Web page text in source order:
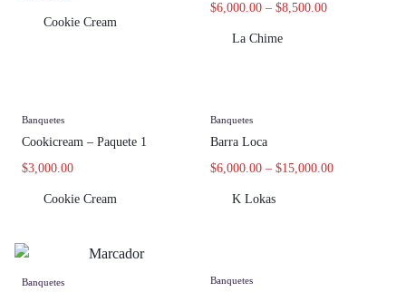
Cookie Cream
$6,000.00 – $8,500.00
La Chime
Banquetes
Cookicream – Paquete 1
$3,000.00
Cookie Cream
Banquetes
Barra Loca
$6,000.00 – $15,000.00
K Lokas
Banquetes Banquetes